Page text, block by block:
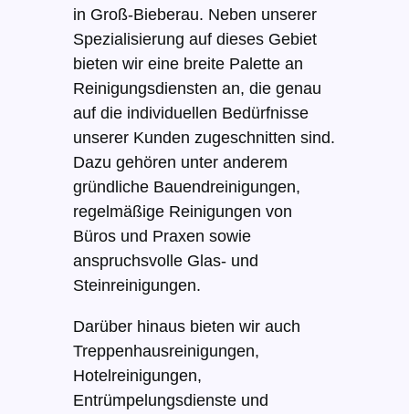
in Groß-Bieberau. Neben unserer
Spezialisierung auf dieses Gebiet
bieten wir eine breite Palette an
Reinigungsdiensten an, die genau
auf die individuellen Bedürfnisse
unserer Kunden zugeschnitten sind.
Dazu gehören unter anderem
gründliche Bauendreinigungen,
regelmäßige Reinigungen von
Büros und Praxen sowie
anspruchsvolle Glas- und
Steinreinigungen.
Darüber hinaus bieten wir auch
Treppenhausreinigungen,
Hotelreinigungen,
Entrümpelungsdienste und